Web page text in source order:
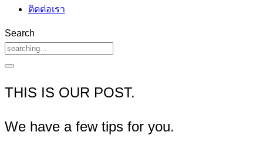
ติดต่อเรา
Search
THIS IS OUR POST.
We have a few tips for you.